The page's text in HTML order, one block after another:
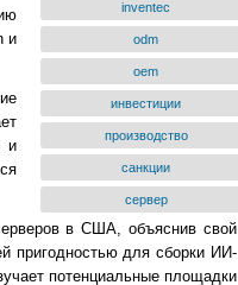
inventec
odm
oem
инвестиции
производство
санкции
сервер
и
и
в США, объяснив свой
пригодностью для сборки ИИ-
потенциальные площадки